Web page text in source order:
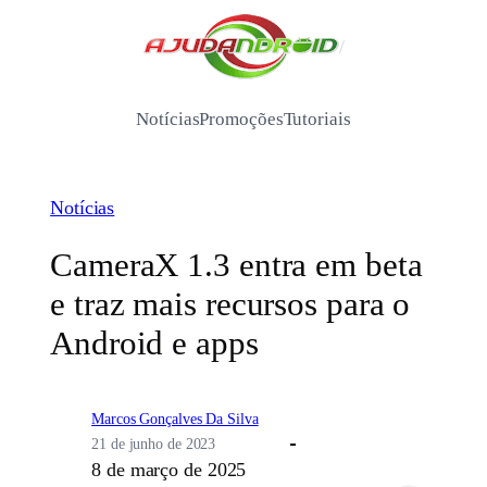
/
NotíciasPromoçõesTutoriais
Notícias
CameraX 1.3 entra em beta
e traz mais recursos para o
Android e apps
Marcos Gonçalves Da Silva
21 de junho de 2023
8 de março de 2025